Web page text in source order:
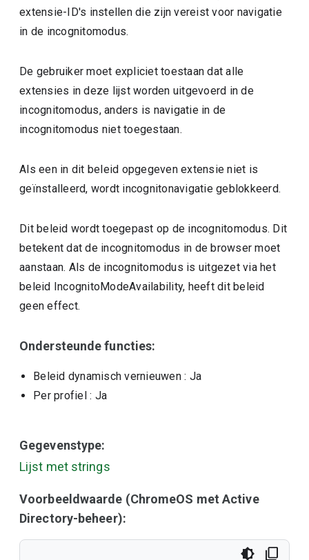
extensie-ID's instellen die zijn vereist voor navigatie
in de incognitomodus.
De gebruiker moet expliciet toestaan dat alle
extensies in deze lijst worden uitgevoerd in de
incognitomodus, anders is navigatie in de
incognitomodus niet toegestaan.
Als een in dit beleid opgegeven extensie niet is
geïnstalleerd, wordt incognitonavigatie geblokkeerd.
Dit beleid wordt toegepast op de incognitomodus. Dit
betekent dat de incognitomodus in de browser moet
aanstaan. Als de incognitomodus is uitgezet via het
beleid IncognitoModeAvailability, heeft dit beleid
geen effect.
Ondersteunde functies:
Beleid dynamisch vernieuwen : Ja
Per profiel : Ja
Gegevenstype:
Lijst met strings
Voorbeeldwaarde (ChromeOS met Active
Directory-beheer):